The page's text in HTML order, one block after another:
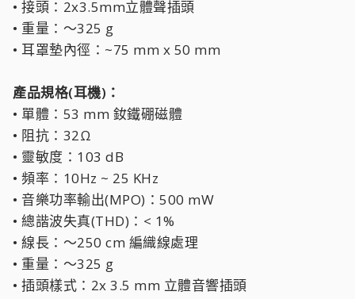
• 接頭：2x3.5mm立體聲插頭
• 重量：～325 g
• 耳罩墊內徑：~75 mm x 50 mm
產品規格(耳機)：
• 單體：53 mm 釹鐵硼磁體
• 阻抗：32Ω
• 靈敏度：103 dB
• 頻率：10Hz ~ 25 KHz
• 音樂功率輸出(MPO)：500 mW
• 總諧波失真(THD)：< 1%
• 線長：～250 cm 編織線處理
• 重量：～325 g
• 插頭樣式：2x 3.5 mm 立體音響插頭